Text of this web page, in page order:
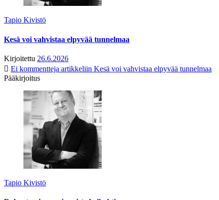
Tapio Kivistö
Kesä voi vahvistaa elpyvää tunnelmaa
Kirjoitettu 26.6.2026
Ei kommentteja artikkeliin Kesä voi vahvistaa elpyvää tunnelmaa
Pääkirjoitus
Tapio Kivistö